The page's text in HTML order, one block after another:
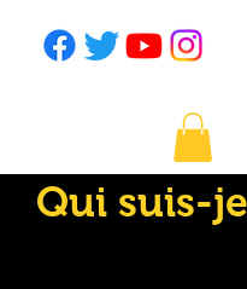
Qui suis-